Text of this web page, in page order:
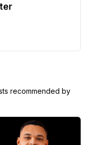
recommended by